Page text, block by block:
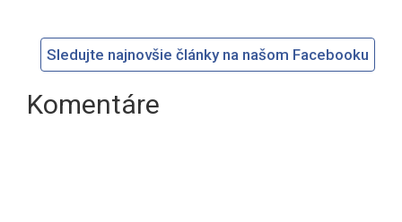
Sledujte najnovšie články na našom Facebooku
Komentáre